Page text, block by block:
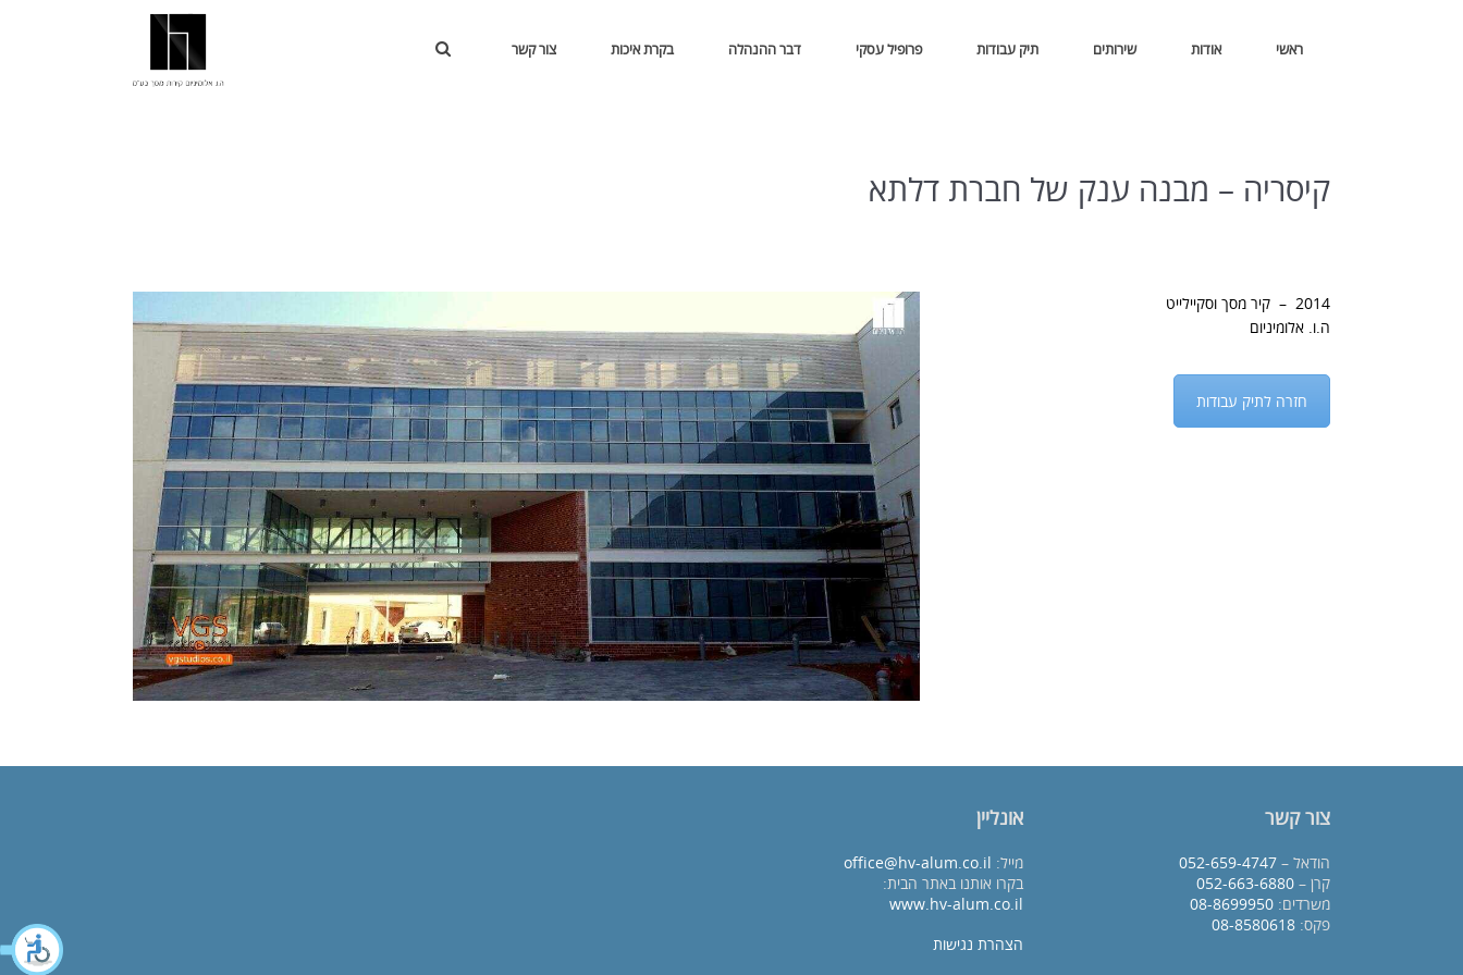
ראשי אודות שירותים תיק עבודות פרופיל עסקי דבר ההנהלה בקרת איכות צור קשר
קיסריה – מבנה ענק של חברת דלתא
2014 – קיר מסך וסקיילייט
ה.ו. אלומיניום
חזרה לתיק עבודות
אונליין
מייל: office@hv-alum.co.il
בקרו אותנו באתר הבית:
www.hv-alum.co.il
הצהרת נגישות
צור קשר
הודאל – 052-659-4747
קרן – 052-663-6880
משרדים: 08-8699950
פקס: 08-8580618